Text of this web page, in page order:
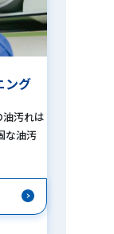
ング
汚れは
な油汚